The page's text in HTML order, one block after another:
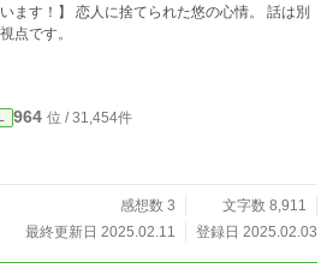
悠の心情。 話は別
点です。
964 位 / 31,454件
感想数 3
文字数 8,911
最終更新日 2025.02.11
登録日 2025.02.03